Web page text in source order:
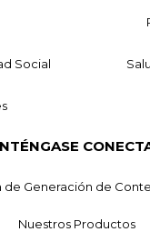
Social
de Generación de
Nuestros Productos